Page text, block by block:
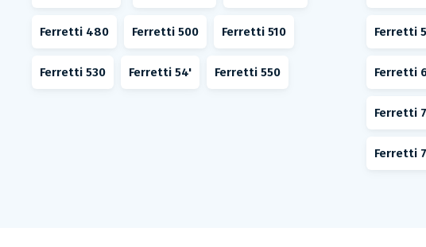
Ferretti 480 Ferretti 500 Ferretti 510
Ferretti 530 Ferretti 54' Ferretti 550
Ferretti
Ferretti
Ferretti
Ferretti